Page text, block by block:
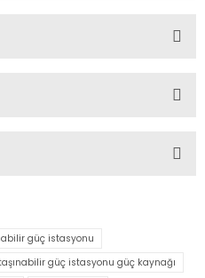
öneri formunu
ederiz.
güç istasyonu
güç istasyonu güç kaynağı